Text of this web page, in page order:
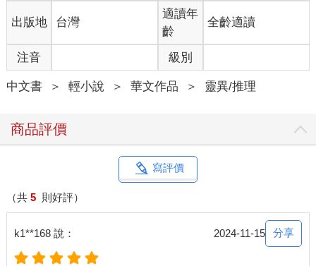
己手上的牌。最後，所有人票選誰是內鬼，被指出的內鬼要當場
接受懲罰。」
莊天然陷入沉思，他不確定自己是不是內鬼，如果暗示得太明
顯，可能馬上就會被發現，如果暗示不夠明顯，可能會被懷疑。
但撲克牌可以暗示的範圍只有花色、顏色和數字，應該要說出哪
個部分比較不具針對性？
罰」，肯定沒有好下場，從一開始他們的話就表明了——「死了
很多人呢，所有人都玩得很開心」，必須要有人死，他們才會開
第一個人開始暗示，音量小得聽不見，第二個人露出會意的笑
容，轉頭對第三個人說悄悄話，莊天然是第四個，眼看即將輪到
他，他正思索著該如何說，忽然想到一個辦法——
如果跟前一人說一樣的話，是不是至少可以保證和對方相同？即
使前面那人是內鬼，也還有二選一的機會。
再者，如果所有人都是這麼想，第二個人照著第一個人的話說，
第三個人照著第二個人的話說……那麼自己說出不同的形容詞，
出版地 台灣
適讀年
齡
全齡適讀
注音 級別
中文書 ＞ 輕小說 ＞ 華文作品 ＞ 靈異/推理
商品評價
寫評價
（共 5 則好評）
k1**168 說： 2024-11-15 分享